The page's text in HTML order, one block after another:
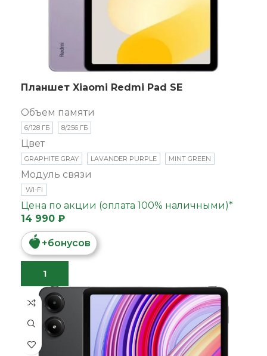
Планшет Xiaomi Redmi Pad SE
Объем памяти
6/128 ГБ 8/256 ГБ
Цвет
GRAPHITE GRAY LAVANDER PURPLE MINT GREEN
Модуль связи
WI-FI
Цена по акции (оплата 100% наличными)*
14 990 ₽
+бонусов